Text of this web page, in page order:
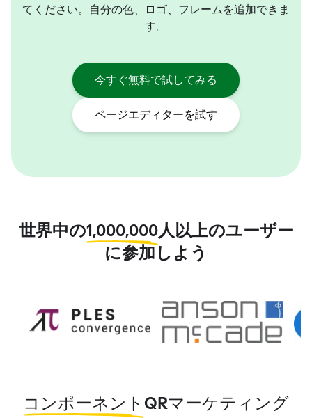
てください。自分の色、ロゴ、フレームを追加できま
す。
今すぐ無料で試してみる
ページエディターを試す
世界中の1,000,000人以上のユーザー
に参加しよう
コンポーネント QRマーケティング